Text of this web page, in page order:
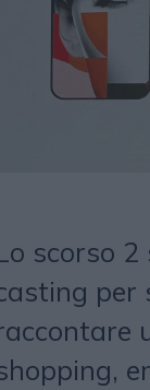
scorso
per